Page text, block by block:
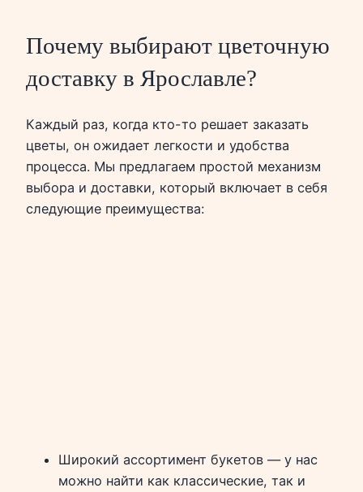
Почему выбирают цветочную
доставку в Ярославле?
Каждый раз, когда кто-то решает заказать
цветы, он ожидает легкости и удобства
процесса. Мы предлагаем простой механизм
выбора и доставки, который включает в себя
следующие преимущества:
Широкий ассортимент букетов — у нас
можно найти как классические, так и